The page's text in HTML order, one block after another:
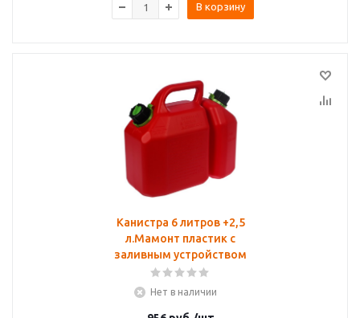
В корзину
Канистра 6 литров +2,5
л.Мамонт пластик с
заливным устройством
Нет в наличии